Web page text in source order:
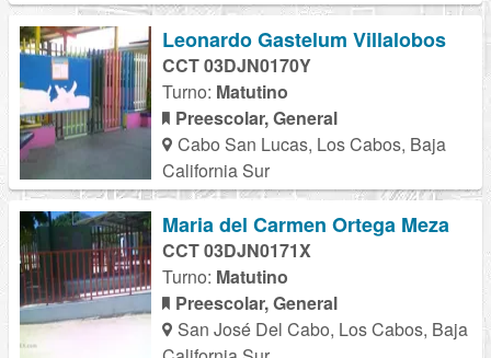
Leonardo Gastelum Villalobos
CCT 03DJN0170Y
Turno: Matutino
Preescolar, General
Cabo San Lucas, Los Cabos, Baja
California Sur
Maria del Carmen Ortega Meza
CCT 03DJN0171X
Turno: Matutino
Preescolar, General
San José Del Cabo, Los Cabos, Baja